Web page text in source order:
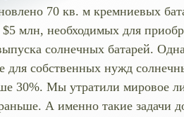
70 кв. м кремниевых
$5 млн, необходимых для
солнечных батарей.
для собственных нужд
30%. Мы утратили мировое
А именно такие задачи